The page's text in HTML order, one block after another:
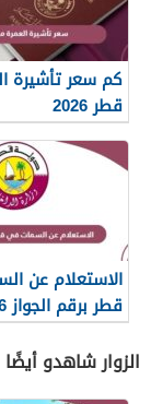
كم سعر تأشيرة
قطر 2026
الاستعلام عن
قطر برقم الجواز 2026
الزوار شاهدو أيضًا